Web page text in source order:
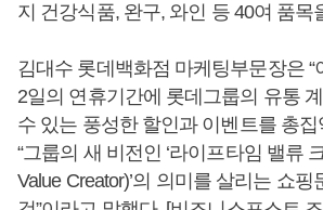
지 건강식품, 완구, 와인 등 40여 품목
김대수 롯데백화점 마케팅부문장은 “
2일의 연휴기간에 롯데그룹의 유통
수 있는 풍성한 할인과 이벤트를 총집
“그룹의 새 비전인 ‘라이프타임 밸류
Value Creator)’의 의미를 살리는 쇼핑